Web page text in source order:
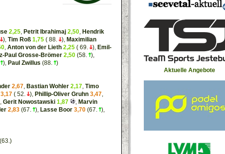
2,25, Petrit Ibrahimaj 2,50, Hendrik
), Tim Roß 1,75 ( 88. ), Maximilian
, Anton von der Lieth 2,25 ( 69. ), Emil-
Paul Grosse-Brömer 2,50 (58. ),
), Paul Zwillus (88. )
2,67, Bastian Wohler 2,17, Timo
3,17 ( 52. ), Phillip-Oliver Gruhn 3,47,
Gerit Nowostawski 1,87 , Marvin
2,83 (67. ), Lasse Boor 3,70 (67. ),
(63.)
Aktuelle Angebote